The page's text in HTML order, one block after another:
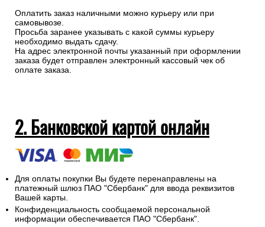
Оплатить заказ наличными можно курьеру или при
самовывозе.
Просьба заранее указывать с какой суммы курьеру
необходимо выдать сдачу.
На адрес электронной почты указанный при оформлении
заказа будет отправлен электронный кассовый чек об
оплате заказа.
2. Банковской картой онлайн
Для оплаты покупки Вы будете перенаправлены на
платежный шлюз ПАО "Сбербанк" для ввода реквизитов
Вашей карты.
Конфиденциальность сообщаемой персональной
информации обеспечивается ПАО "Сбербанк".